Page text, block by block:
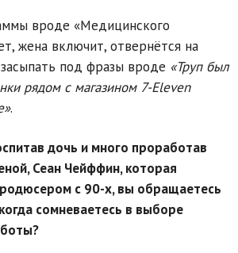
вроде «Медицинского
жена включит, отвернётся на
под фразы вроде «Труп был
рядом с магазином 7-Eleven
.
дочь и много проработав
Сеан Чейффин, которая
с 90-х, вы обращаетесь
сомневаетесь в выборе